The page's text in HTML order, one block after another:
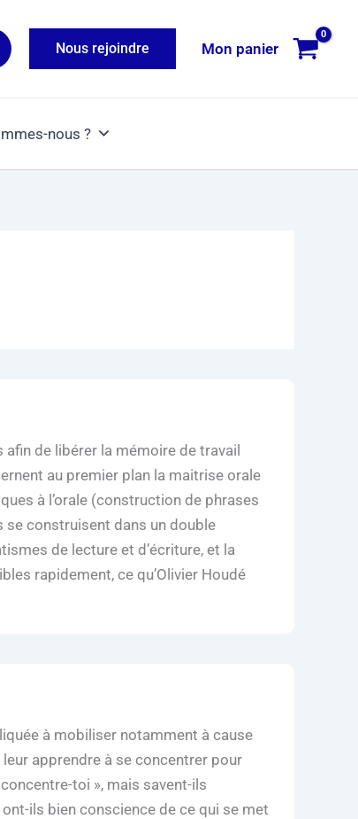
Nous rejoindre Mon panier
nous ?
de libérer la mémoire de travail
au premier plan la maitrise orale
à l’orale (construction de phrases
se construisent dans un double
de lecture et d’écriture, et la
rapidement, ce qu’Olivier Houdé
à mobiliser notamment à cause
apprendre à se concentrer pour
toi », mais savent-ils
ils bien conscience de ce qui se met